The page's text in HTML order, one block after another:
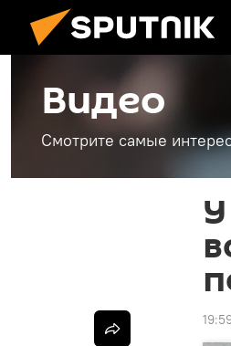
Видео
Смотрите самые